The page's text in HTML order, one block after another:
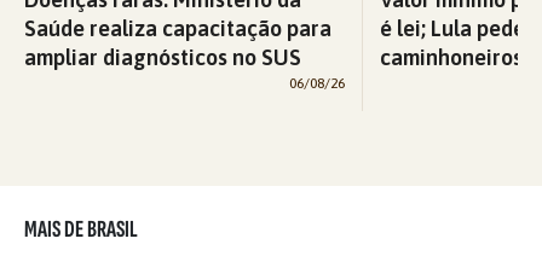
Saúde realiza capacitação para
ampliar diagnósticos no SUS
06/08/26
é lei; Lula pede
caminhoneiros
MAIS DE BRASIL